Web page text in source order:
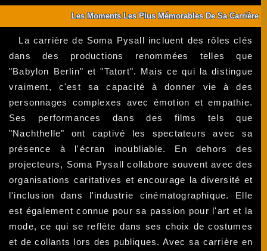
Les Moments Les Plus Mémorables De Sa Carrière
La carrière de Soma Pysall incluent des rôles clés
dans des productions renommées telles que
"Babylon Berlin" et "Tatort". Mais ce qui la distingue
vraiment, c'est sa capacité à donner vie à des
personnages complexes avec émotion et empathie.
Ses performances dans des films tels que
"Nachthelle" ont captivé les spectateurs avec sa
présence à l'écran inoubliable. En dehors des
projecteurs, Soma Pysall collabore souvent avec des
organisations caritatives et encourage la diversité et
l'inclusion dans l'industrie cinématographique. Elle
est également connue pour sa passion pour l'art et la
mode, ce qui se reflète dans ses choix de costumes
et de collants lors des publiques. Avec sa carrière en